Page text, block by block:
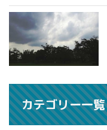
カテゴリー一覧